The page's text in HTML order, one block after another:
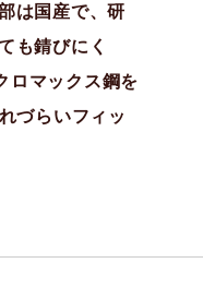
は国産で、研
も錆びにく
ロマックス鋼を
づらいフィッ